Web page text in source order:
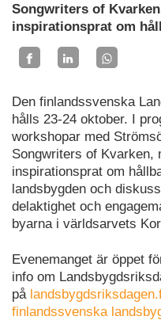
Songwriters of
inspirationsprat om
Den finlandssvenska
hålls 23-24 oktober. I
workshopar med
Songwriters of Kvarken,
inspirationsprat om
landsbygden och
delaktighet och
byarna i världsarvets
Evenemanget är öppet
info om
på
finlandssvenska